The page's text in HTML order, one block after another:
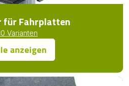
für Fahrplatten
Varianten
anzeigen